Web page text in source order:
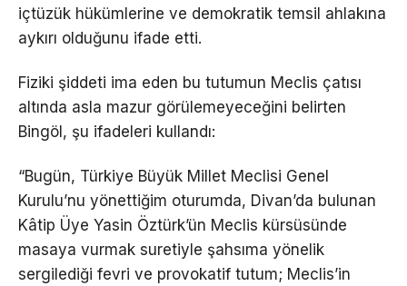
içtüzük hükümlerine ve demokratik temsil ahlakına
aykırı olduğunu ifade etti.
Fiziki şiddeti ima eden bu tutumun Meclis çatısı
altında asla mazur görülemeyeceğini belirten
Bingöl, şu ifadeleri kullandı:
“Bugün, Türkiye Büyük Millet Meclisi Genel
Kurulu’nu yönettiğim oturumda, Divan’da bulunan
Kâtip Üye Yasin Öztürk’ün Meclis kürsüsünde
masaya vurmak suretiyle şahsıma yönelik
sergilediği fevri ve provokatif tutum; Meclis’in